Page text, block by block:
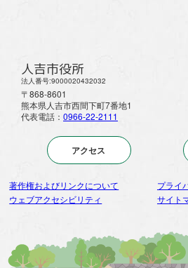
人吉市役所
法人番号:9000020432032
〒868-8601
熊本県人吉市西間下町7番地1
代表電話： 0966-22-2111
アクセス
著作権およびリンクについて
プライ
ウェブアクセシビリティ
サイト